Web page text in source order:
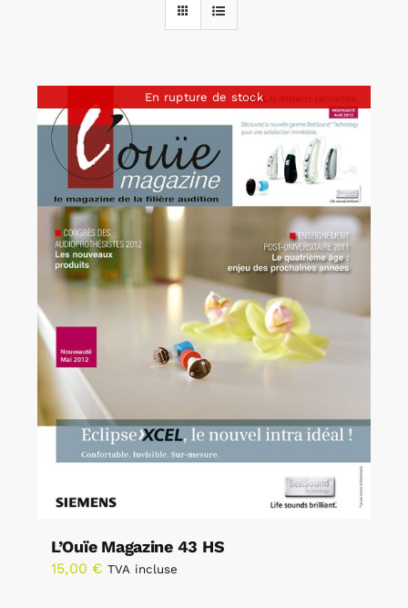
Annonces emploi
En rupture de stock
L’Ouïe Magazine 43 HS
15,00 € TVA incluse